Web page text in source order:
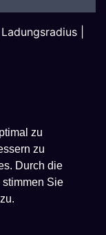
zu
zu
Durch die
Sie
Ladungsradius
- All Rights